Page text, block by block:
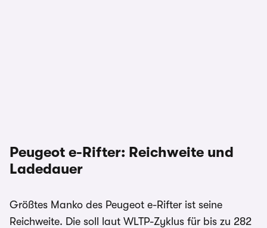
Peugeot e-Rifter: Reichweite und
Ladedauer
Größtes Manko des Peugeot e-Rifter ist seine
Reichweite. Die soll laut WLTP-Zyklus für bis zu 282